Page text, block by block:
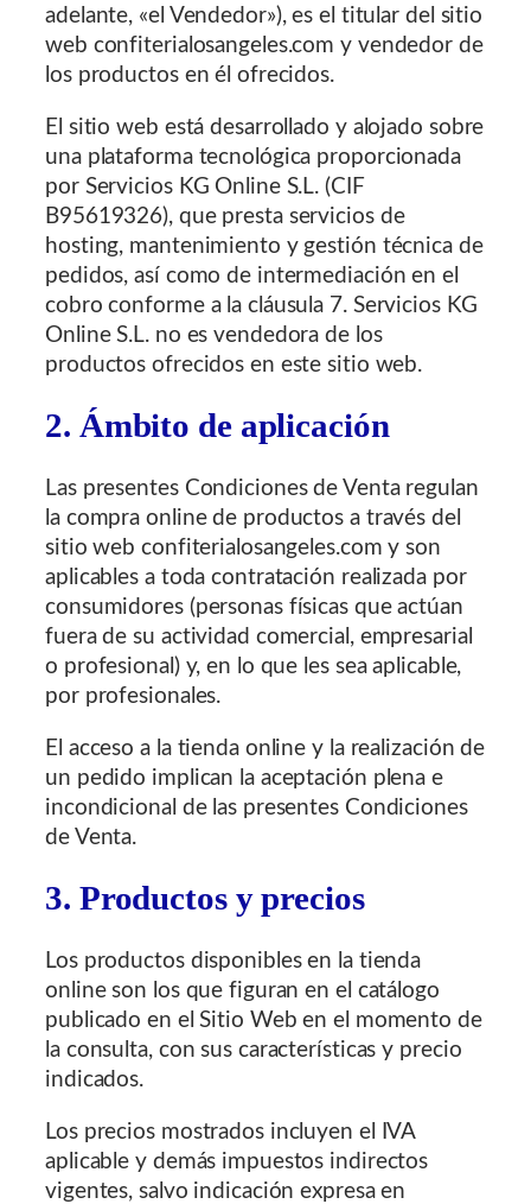
adelante, «el Vendedor»), es el titular del sitio
web confiterialosangeles.com y vendedor de
los productos en él ofrecidos.
El sitio web está desarrollado y alojado sobre
una plataforma tecnológica proporcionada
por Servicios KG Online S.L. (CIF
B95619326), que presta servicios de
hosting, mantenimiento y gestión técnica de
pedidos, así como de intermediación en el
cobro conforme a la cláusula 7. Servicios KG
Online S.L. no es vendedora de los
productos ofrecidos en este sitio web.
2. Ámbito de aplicación
Las presentes Condiciones de Venta regulan
la compra online de productos a través del
sitio web confiterialosangeles.com y son
aplicables a toda contratación realizada por
consumidores (personas físicas que actúan
fuera de su actividad comercial, empresarial
o profesional) y, en lo que les sea aplicable,
por profesionales.
El acceso a la tienda online y la realización de
un pedido implican la aceptación plena e
incondicional de las presentes Condiciones
de Venta.
3. Productos y precios
Los productos disponibles en la tienda
online son los que figuran en el catálogo
publicado en el Sitio Web en el momento de
la consulta, con sus características y precio
indicados.
Los precios mostrados incluyen el IVA
aplicable y demás impuestos indirectos
vigentes, salvo indicación expresa en